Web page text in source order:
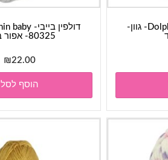
80325- אפור בהיר
₪22.00
הוסף לסל
דולפין בייבי- Dolphin baby- גוון-